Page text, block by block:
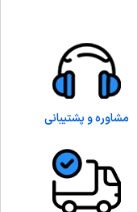
مشاوره و پشتیبانی